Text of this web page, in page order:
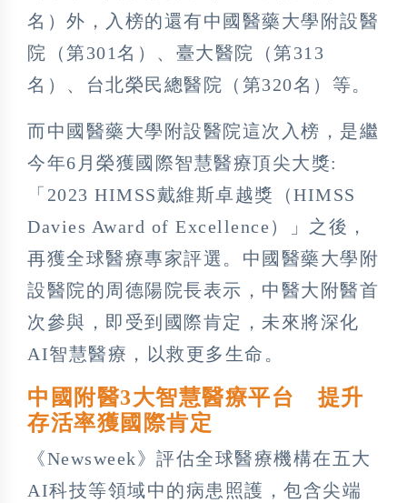
名）外，入榜的還有中國醫藥大學附設醫
院（第301名）、臺大醫院（第313
名）、台北榮民總醫院（第320名）等。
而中國醫藥大學附設醫院這次入榜，是繼
今年6月榮獲國際智慧醫療頂尖大獎:
「2023 HIMSS戴維斯卓越獎（HIMSS
Davies Award of Excellence）」之後，
再獲全球醫療專家評選。中國醫藥大學附
設醫院的周德陽院長表示，中醫大附醫首
次參與，即受到國際肯定，未來將深化
AI智慧醫療，以救更多生命。
中國附醫3大智慧醫療平台 提升
存活率獲國際肯定
《Newsweek》評估全球醫療機構在五大
AI科技等領域中的病患照護，包含尖端